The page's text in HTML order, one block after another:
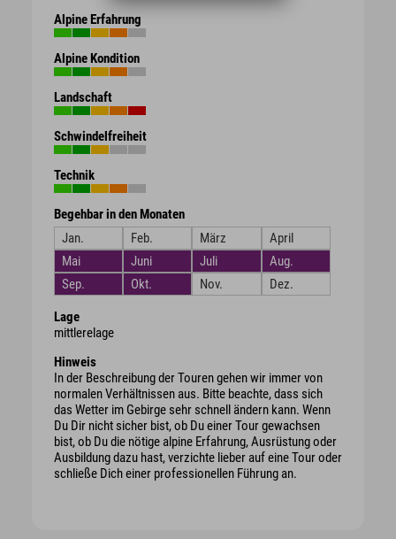
Alpine Erfahrung
Alpine Kondition
Landschaft
Schwindelfreiheit
Technik
Begehbar in den Monaten
Jan.
Feb. März
April
Mai
Juni Juli
Aug.
Sep.
Okt. Nov. Dez.
Lage
mittlerelage
Hinweis
In der Beschreibung der Touren gehen wir immer von
normalen Verhältnissen aus. Bitte beachte, dass sich
das Wetter im Gebirge sehr schnell ändern kann. Wenn
Du Dir nicht sicher bist, ob Du einer Tour gewachsen
bist, ob Du die nötige alpine Erfahrung, Ausrüstung oder
Ausbildung dazu hast, verzichte lieber auf eine Tour oder
schließe Dich einer professionellen Führung an.